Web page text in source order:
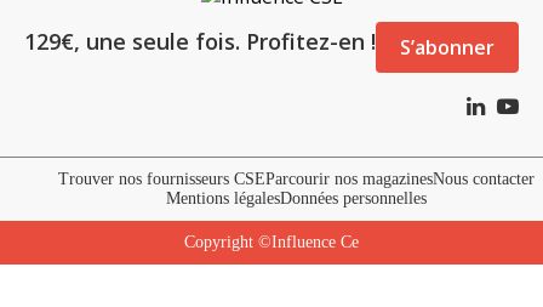
129€, une seule fois. Profitez-en ! S’abonner
Trouver nos fournisseurs CSEParcourir nos magazinesNous contacter
Mentions légalesDonnées personnelles
Copyright ©Influence Ce